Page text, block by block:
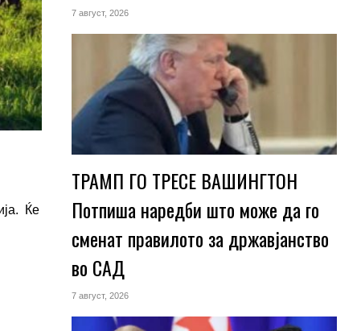
Ќе
7 август, 2026
ТРАМП ГО ТРЕСЕ ВАШИНГТОН
Потпиша наредби што може да го
сменат правилото за државјанство
во САД
7 август, 2026